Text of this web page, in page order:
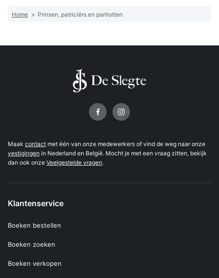
Home > Prinsen, patriciërs en partiotten
Maak contact met één van onze medewerkers of vind de weg naar onze
vestigingen in Nederland en België. Mocht je met een vraag zitten, bekijk
dan ook onze Veelgestelde vragen.
Klantenservice
Boeken bestellen
Boeken zoeken
Boeken verkopen